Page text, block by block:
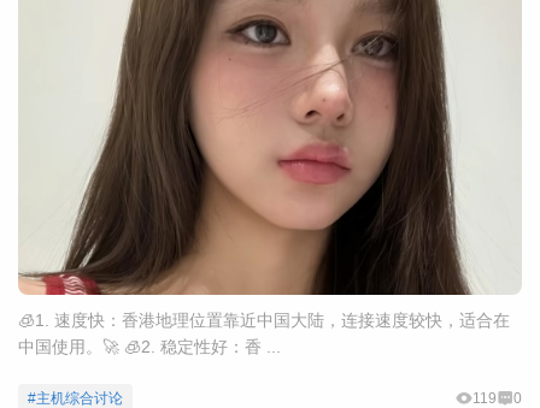
🧊1. 速度快：香港地理位置靠近中国大陆，连接速度较快，适合在
中国使用。🚀 🧊2. 稳定性好：香 ...
#主机综合讨论 119 0